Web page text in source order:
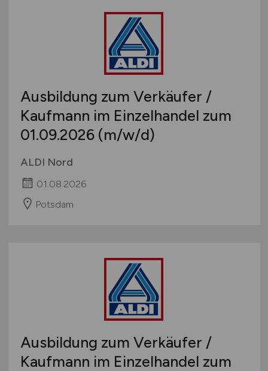
Ausbildung zum Verkäufer /
Kaufmann im Einzelhandel zum
01.09.2026 (m/w/d)
ALDI Nord
01.08.2026
Potsdam
Ausbildung zum Verkäufer /
Kaufmann im Einzelhandel zum